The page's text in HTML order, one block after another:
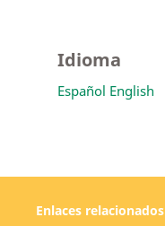
Idioma
Español English
Enlaces relacionados